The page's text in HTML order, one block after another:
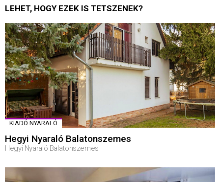
LEHET, HOGY EZEK IS TETSZENEK?
KIADÓ NYARALÓ
Hegyi Nyaraló Balatonszemes
Hegyi Nyaraló Balatonszemes